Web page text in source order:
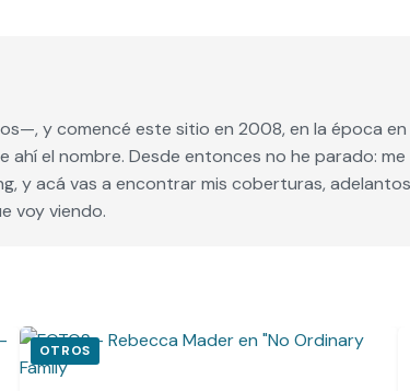
y comencé este sitio en 2008, en la época en
ahí el nombre. Desde entonces no he parado: me
y acá vas a encontrar mis coberturas,
voy viendo.
OTROS